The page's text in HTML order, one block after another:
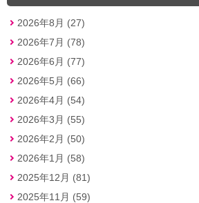
2026年8月 (27)
2026年7月 (78)
2026年6月 (77)
2026年5月 (66)
2026年4月 (54)
2026年3月 (55)
2026年2月 (50)
2026年1月 (58)
2025年12月 (81)
2025年11月 (59)